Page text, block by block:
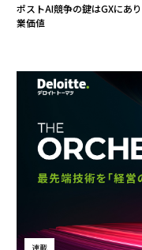
ポストAI競争の鍵はGXにあ
業価値
連載